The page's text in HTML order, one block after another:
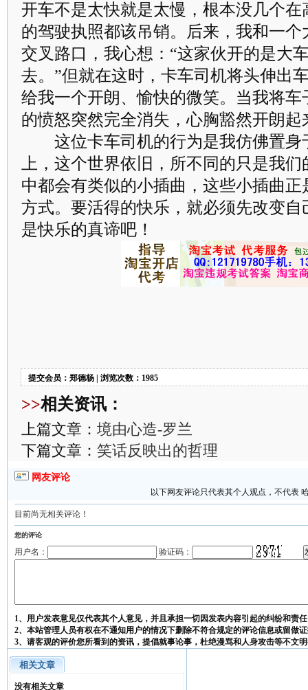
开车不是太快就是太慢，根本没几个
的驾驶执照都该吊销。后来，我和一
交叉路口，我心想：“这家伙开的是大
去。”但就在这时，卡车司机将头伸出
给我一个开朗、愉快的微笑。当我将
的愤怒突然完全消失，心胸豁然开朗起
这位卡车司机的行为是我仿佛置身
上，这个世界依旧，所不同的只是我
中都会有类似的小插曲，这些小插曲
方式。要活得的快乐，就必须先改变
是快乐的真谛吧！
提交会员：郑德杨 | 浏览次数：1985
>>相关资讯：
上篇文章： 境由心造-罗兰
下篇文章： 笑话反映出的哲理
网友评论
以下网友评论只代表其个人观点，不代表
目前尚无相关评论！
您的评论
用户名： 验证码：
1、用户发表意见仅代表其个人意见，并且承担一切因发表内容引起的纠纷和责
2、本站管理人员有权在不通知用户的情况下删除不符合规定的评论信息或留做
3、请客观的评价您所看到的资讯，提倡就事论事，杜绝漫骂和人身攻击等不文
相关文章
没有相关文章